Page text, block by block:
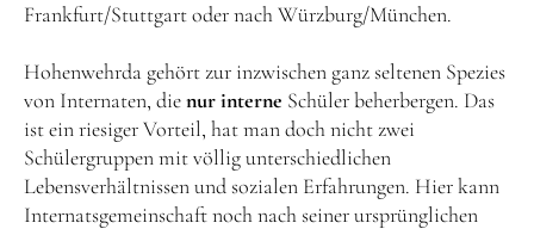
Frankfurt/Stuttgart oder nach Würzburg/München.
Hohenwehrda gehört zur inzwischen ganz seltenen Spezies
von Internaten, dienurinterne Schüler beherbergen. Das
ist ein riesiger Vorteil, hat man doch nicht zwei
Schülergruppen mit völlig unterschiedlichen
Lebensverhältnissen und sozialen Erfahrungen. Hier kann
Internatsgemeinschaft noch nach seiner ursprünglichen